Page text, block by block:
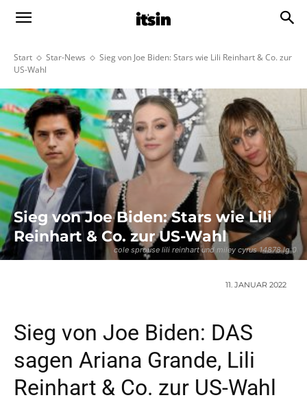
Start Star-News
Sieg von Joe Biden: Stars wie Lili Reinhart & Co. zur
US-Wahl
cole sprouse lili reinhart und miley cyrus 14878 lg 0
Sieg von Joe Biden: Stars wie Lili
Reinhart & Co. zur US-Wahl
11. JANUAR 2022
Sieg von Joe Biden: DAS
sagen Ariana Grande, Lili
Reinhart & Co. zur US-Wahl